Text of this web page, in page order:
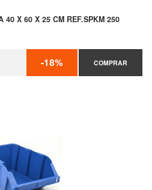
40 X 60 X 25 CM REF.SPKM 250
-18% COMPRAR